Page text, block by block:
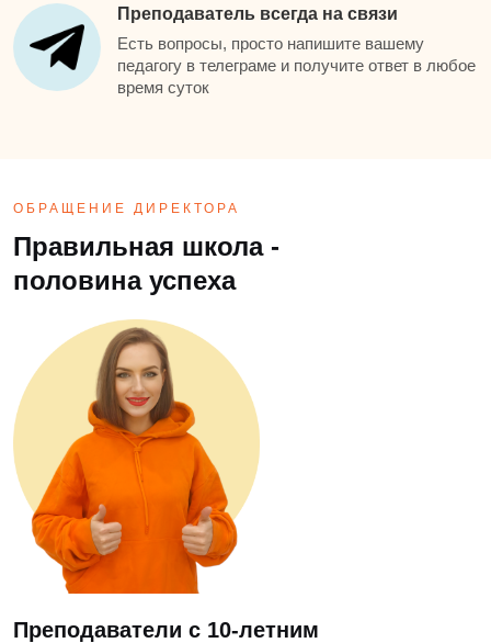
Преподаватель всегда на связи
Есть вопросы, просто напишите вашему
педагогу в телеграме и получите ответ в любое
время суток
ОБРАЩЕНИЕ ДИРЕКТОРА
Правильная школа -
половина успеха
Преподаватели с 10-летним